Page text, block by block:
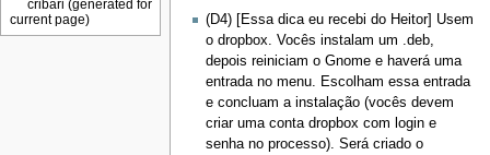
(D4) [Essa dica eu recebi do Heitor] Usem
o dropbox. Vocês instalam um .deb,
depois reiniciam o Gnome e haverá uma
entrada no menu. Escolham essa entrada
e concluam a instalação (vocês devem
criar uma conta dropbox com login e
senha no processo). Será criado o